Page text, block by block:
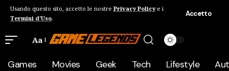
Usando questo sito, accetto le nostre Privacy Policye i
Termini d'Uso.
Accetto
Aa
Games Movies Geek Tech Lifestyle